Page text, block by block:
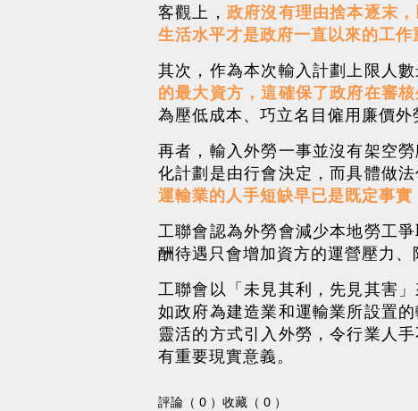
客觀上， 政府沒有理由捨本逐末
生活水平才是政府一直以來的工作
其次，作為本次輸入計劃上限人
的最大資方，這確保了政府在審
為壓低成本、巧立名目僱用廉價
再者，輸入外勞一事並沒有架空
化計劃是由行會決定，而具體做
運輸業的人手短缺早已是既定事
工聯會認為外勞會減少本地勞工
酬待遇只會增加資方的運營壓力
工聯會以「未見其利，先見其害
如政府為建造業和運輸業所設置
靈活的方式引入外勞，令行業人
有重要現實意義。
評論（ 0 ） 收藏（ 0 ）